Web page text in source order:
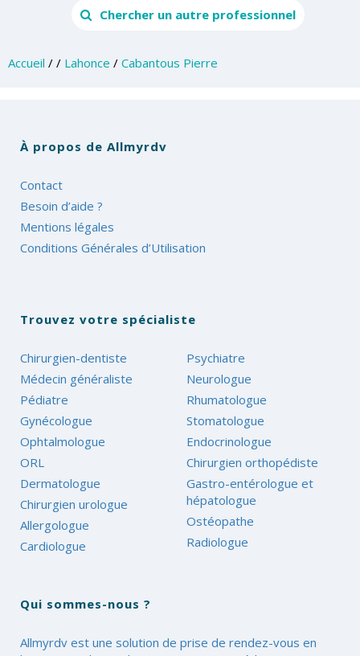
Chercher un autre professionnel
Accueil / / Lahonce / Cabantous Pierre
À propos de Allmyrdv
Contact
Besoin d’aide ?
Mentions légales
Conditions Générales d’Utilisation
Trouvez votre spécialiste
Chirurgien-dentiste
Médecin généraliste
Pédiatre
Gynécologue
Ophtalmologue
ORL
Dermatologue
Chirurgien urologue
Allergologue
Cardiologue
Psychiatre
Neurologue
Rhumatologue
Stomatologue
Endocrinologue
Chirurgien orthopédiste
Gastro-entérologue et
hépatologue
Ostéopathe
Radiologue
Qui sommes-nous ?
Allmyrdv est une solution de prise de rendez-vous en